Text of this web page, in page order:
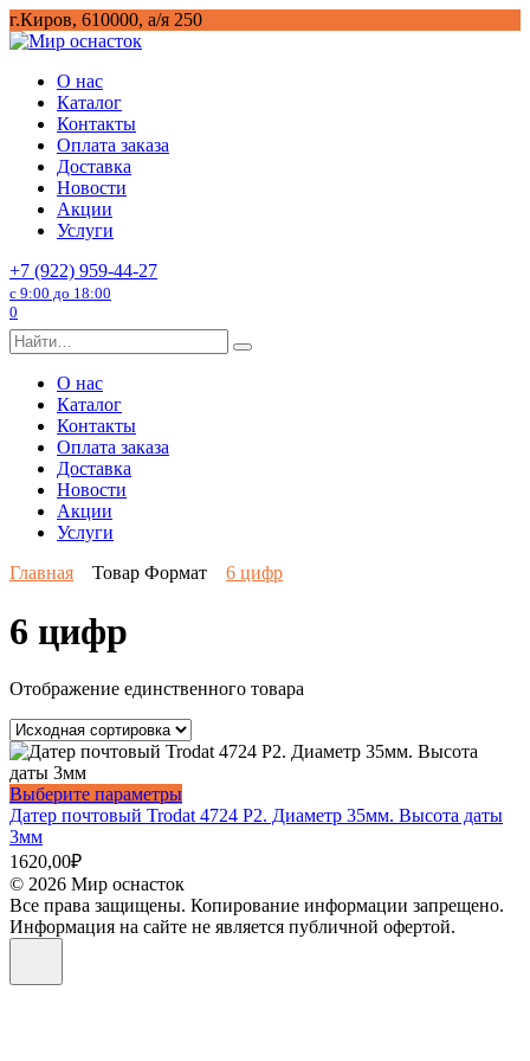
Перейти
к
г.Киров, 610000, а/я 250
О нас
Каталог
Контакты
Оплата заказа
Доставка
Новости
Акции
Услуги
+7 (922) 959-44-27
с 9:00 до 18:00
0
Search
for:
О нас
Каталог
Контакты
Оплата заказа
Доставка
Новости
Акции
Услуги
Главная
Товар Формат 6 цифр
6 цифр
Отображение единственного товара
Выберите параметрыЭтот
товар
вариаций.
Опции
можно
Датер почтовый Trodat 4724 P2. Диаметр 35мм. Высота даты
3мм
1620,00₽
© 2026 Мир оснасток
Все права защищены. Копирование информации запрещено.
Информация на сайте не является публичной офертой.